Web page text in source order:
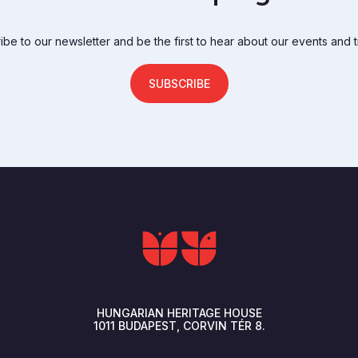
to our newsletter and be the first to hear about our events and
SUBSCRIBE
HUNGARIAN HERITAGE HOUSE
1011 BUDAPEST CORVIN TÉR 8.